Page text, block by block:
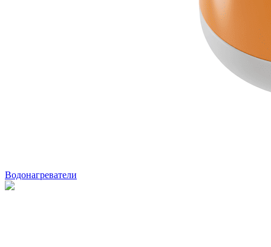
Водонагреватели